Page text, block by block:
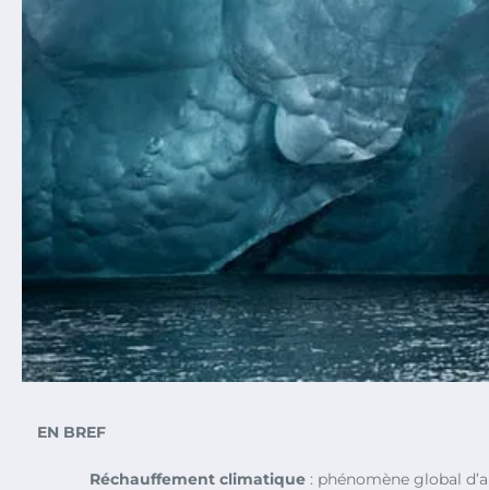
EN BREF
Réchauffement climatique : phénomène global